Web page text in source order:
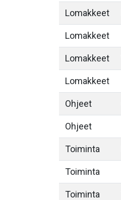
Lomakkeet
Lomakkeet
Lomakkeet
Lomakkeet
Ohjeet
Ohjeet
Toiminta
Toiminta
Toiminta